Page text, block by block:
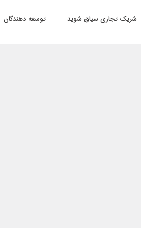
شریک تجاری سیاق شوید توسعه دهندگان